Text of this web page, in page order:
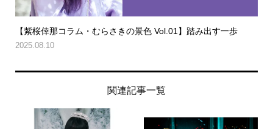
【紫桜倖那コラム・むらさきの景色 Vol.01】踏み出す一歩
2025.08.10
関連記事一覧